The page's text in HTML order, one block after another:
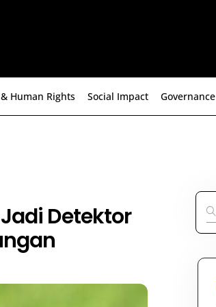
& Human Rights Social Impact Governance
Detektor